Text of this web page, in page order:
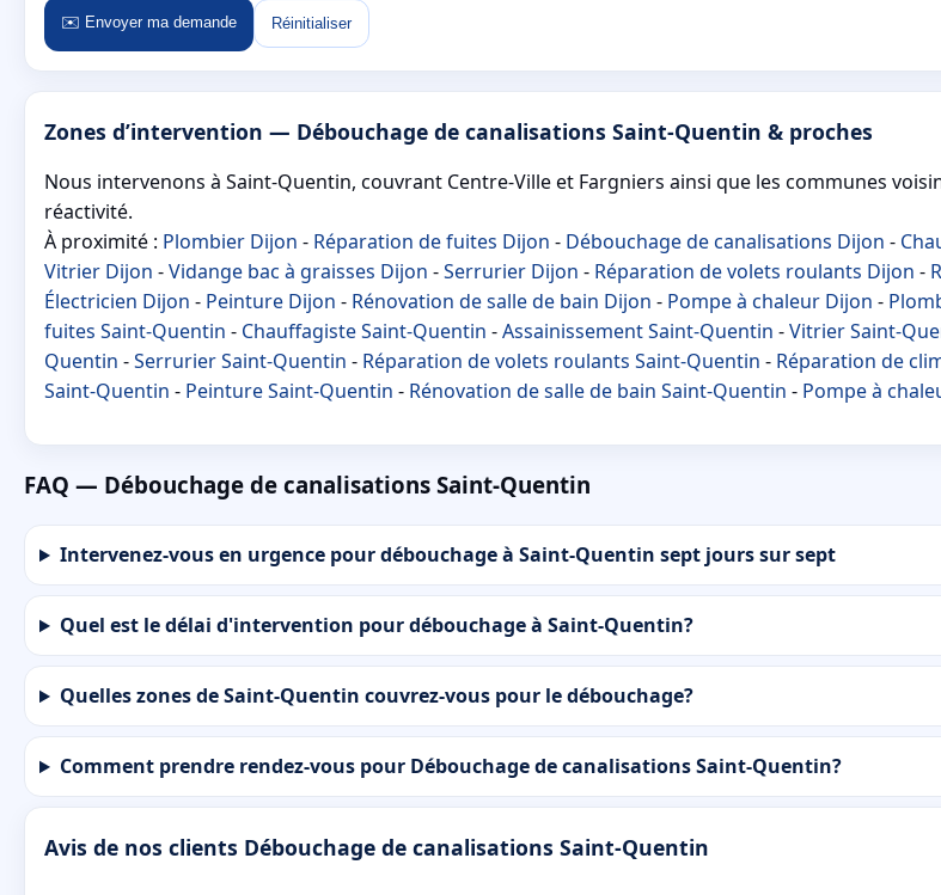
✉️ Envoyer ma demande Réinitialiser
Zones d’intervention — Débouchage de canalisations Saint-Quentin & proches
Nous intervenons à Saint-Quentin, couvrant Centre-Ville et Fargniers ainsi que les communes
réactivité.
À proximité : Plombier Dijon - Réparation de fuites Dijon - Débouchage de canalisations Dijon -
Vitrier Dijon -Vidange bac à graisses Dijon -Serrurier Dijon - Réparation de volets roulants Dijon -
Électricien Dijon - Peinture Dijon - Rénovation de salle de bain Dijon - Pompe à chaleur Dijon -
fuites Saint-Quentin - Chauffagiste Saint-Quentin -Assainissement Saint-Quentin -Vitrier Saint-
Quentin -Serrurier Saint-Quentin - Réparation de volets roulants Saint-Quentin - Réparation de
Saint-Quentin - Peinture Saint-Quentin - Rénovation de salle de bain Saint-Quentin - Pompe à
FAQ — Débouchage de canalisations Saint-Quentin
Intervenez-vous en urgence pour débouchage à Saint-Quentin sept jours sur sept
Quel est le délai d'intervention pour débouchage à Saint-Quentin?
Quelles zones de Saint-Quentin couvrez-vous pour le débouchage?
Comment prendre rendez-vous pour Débouchage de canalisations Saint-Quentin?
Avis de nos clients Débouchage de canalisations Saint-Quentin